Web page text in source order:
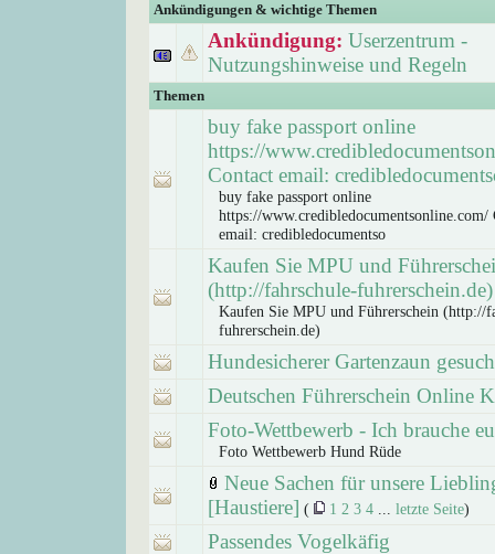
Ankündigungen & wichtige Themen
Ankündigung: Userzentrum -
Nutzungshinweise und Regeln
Themen
buy fake passport online
https://
Contact email:
buy fake passport online
https://www.credibledocumentsonline.com/
email: credibledocumentso
Kaufen Sie MPU und
(http://fahrschule-fuhrerschein.de)
Kaufen Sie MPU und Führerschein (http://
fuhrerschein.de)
Hundesicherer Gartenzaun
Deutschen Führerschein Online
Foto-Wettbewerb - Ich brauche
Foto Wettbewerb Hund Rüde
Neue Sachen für unsere
[Haustiere] ( 1 2 3 4 letzte Seite)
Passendes Vogelkäfig